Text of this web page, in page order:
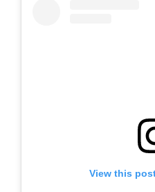
View this